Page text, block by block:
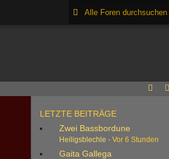
LETZTE BEITRÄGE
Zwei Bassbordune
Heiligsblechle -Vor 6 Stunden
Gaita Gallega